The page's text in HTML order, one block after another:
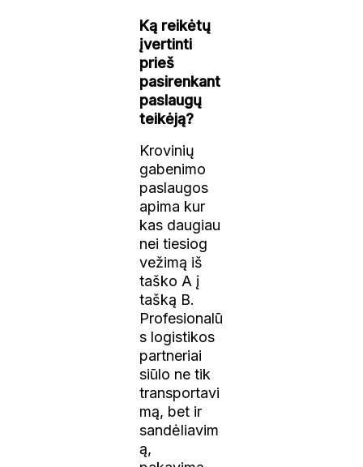
Ką reikėtų
įvertinti
prieš
pasirenkant
paslaugų
teikėją?
Krovinių
gabenimo
paslaugos
apima kur
kas daugiau
nei tiesiog
vežimą iš
taško A į
tašką B.
Profesionalū
s logistikos
partneriai
siūlo ne tik
transportavi
mą, bet ir
sandėliavim
ą,